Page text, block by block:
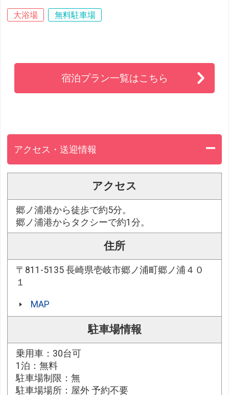
大浴場 無料駐車場
宿泊プラン一覧はこちら
アクセス・送迎情報
アクセス
郷ノ浦港から徒歩で約5分。
郷ノ浦港からタクシーで約1分。
住所
〒811-5135 長崎県壱岐市郷ノ浦町郷ノ浦４０
１
MAP
駐車場情報
乗用車：30台可
1泊：無料
駐車場制限：無
駐車場場所：屋外 予約不要